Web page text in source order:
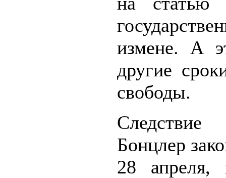
измене. А
другие
свободы.
Бонцлер
28 апреля,